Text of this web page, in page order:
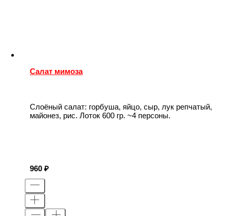
Салат мимоза
Слоёный салат: горбуша, яйцо, сыр, лук репчатый,
майонез, рис. Лоток 600 гр. ~4 персоны.
960